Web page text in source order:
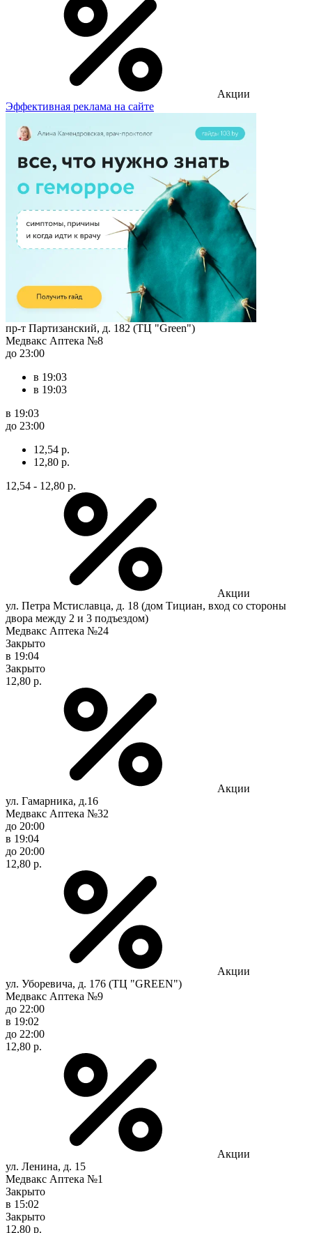
Акции
Эффективная реклама на сайте
пр-т Партизанский, д. 182 (ТЦ "Green")
Медвакс Аптека №8
до 23:00
в 19:03
в 19:03
в 19:03
до 23:00
12,54 р.
12,80 р.
12,54 - 12,80 р.
Акции
ул. Петра Мстиславца, д. 18 (дом Тициан, вход со стороны
двора между 2 и 3 подъездом)
Медвакс Аптека №24
Закрыто
в 19:04
Закрыто
12,80 р.
Акции
ул. Гамарника, д.16
Медвакс Аптека №32
до 20:00
в 19:04
до 20:00
12,80 р.
Акции
ул. Уборевича, д. 176 (ТЦ "GREEN")
Медвакс Аптека №9
до 22:00
в 19:02
до 22:00
12,80 р.
Акции
ул. Ленина, д. 15
Медвакс Аптека №1
Закрыто
в 15:02
Закрыто
12,80 р.